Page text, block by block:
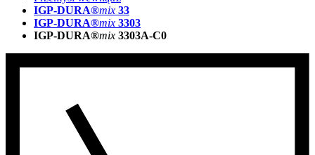
IGP-DURA®mix 33
IGP-DURA®mix 3303
IGP-DURA®mix 3303A-C0